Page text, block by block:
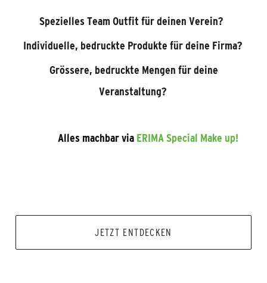
Spezielles Team Outfit für deinen Verein?
Individuelle, bedruckte Produkte für deine Firma?
Grössere, bedruckte Mengen für deine
Veranstaltung?
Alles machbar via ERIMA Special Make up!
JETZT ENTDECKEN